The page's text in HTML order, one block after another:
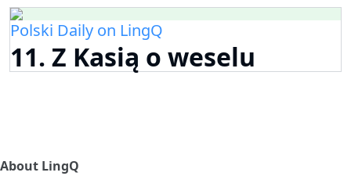
Polski Daily on LingQ
11. Z Kasią o weselu
About LingQ